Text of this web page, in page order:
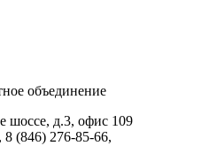
объединение
шоссе, д.3, офис 109
(846) 276-85-66,